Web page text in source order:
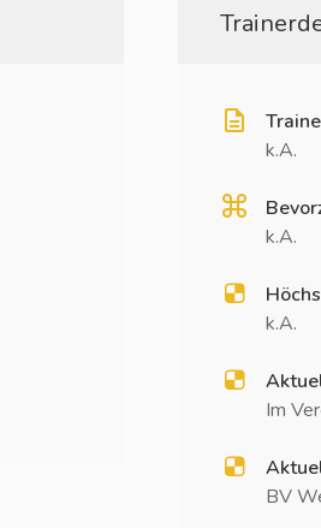
k.A.
k.A.
k.A.
Im
BV